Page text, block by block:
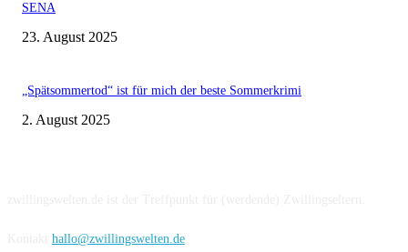
SENA
23. August 2025
„Spätsommertod“ ist für mich der beste Sommerkrimi
2. August 2025
hallo@zwillingswelten.de